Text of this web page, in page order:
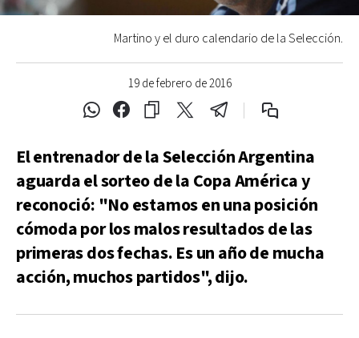
19 de febrero de 2016
Martino y el duro calendario de la Selección.
El entrenador de la Selección Argentina
aguarda el sorteo de la Copa América y
reconoció: "No estamos en una posición
cómoda por los malos resultados de las
primeras dos fechas. Es un año de mucha
acción, muchos partidos", dijo.